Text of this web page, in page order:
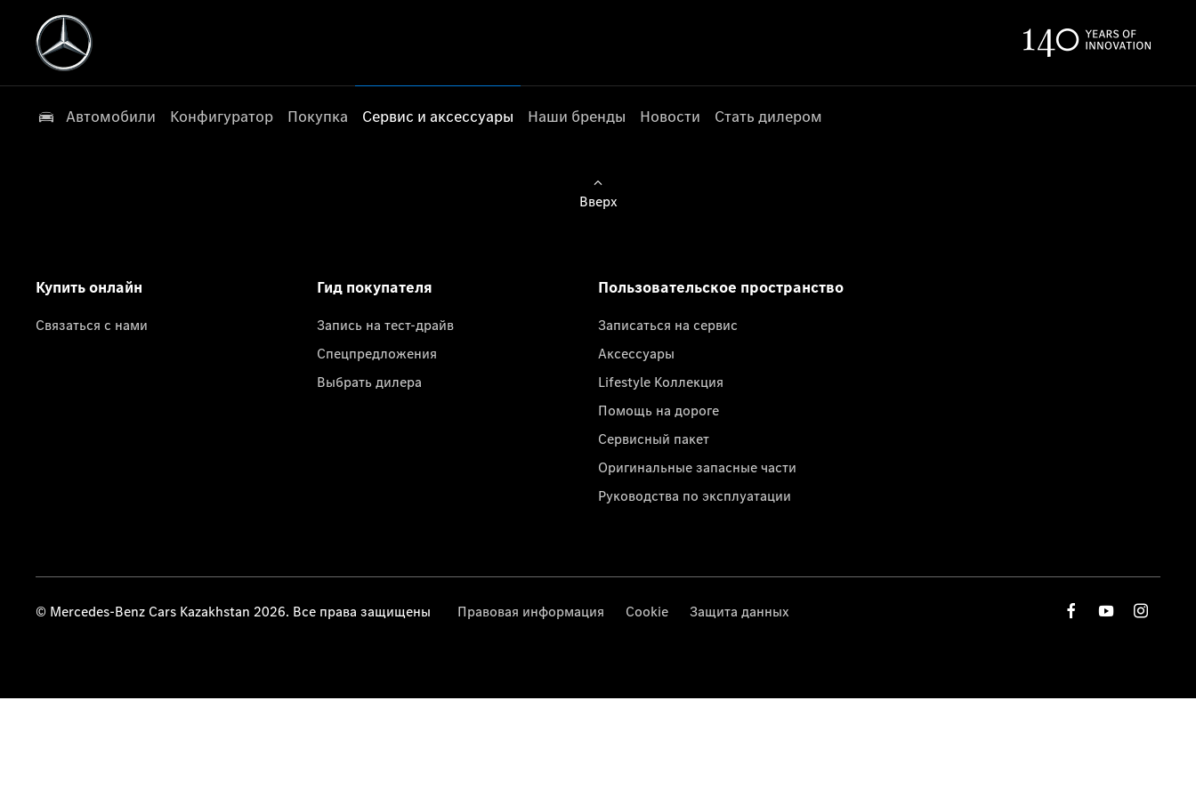
Автомобили Конфигуратор Покупка Сервис и аксессуары Наши бренды Новости Стать дилером
Вверх
Купить онлайн
Связаться с нами
Гид покупателя
Запись на тест-драйв
Спецпредложения
Выбрать дилера
Пользовательское пространство
Записаться на сервис
Аксессуары
Lifestyle Коллекция
Помощь на дороге
Сервисный пакет
Оригинальные запасные части
Руководства по эксплуатации
© Mercedes-Benz Cars Kazakhstan 2026. Все права защищены Правовая информация Cookie Защита данных